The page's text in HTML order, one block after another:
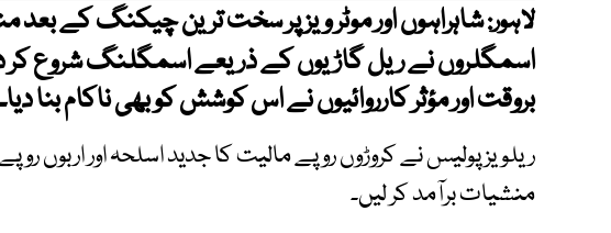
لاہور:شاہراہوں اور موٹر ویز پر سخت ترین چیکنگ کے بعد
اسمگلروں نے ریل گاڑیوں کے ذریعے اسمگلنگ شروع کر
بروقت اور مؤثر کارروائیوں نے اس کوشش کو بھی ناکام بنا
ریلویز پولیس نے کروڑوں روپے مالیت کا جدید اسلحہ اور اربوں
منشیات برآمد کر لیں۔